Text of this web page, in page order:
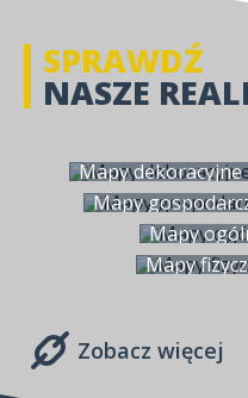
Mapy dekoracyjne
Mapy
Mapy
Mapy
Zobacz więcej
SPRAWDŹ
NASZE